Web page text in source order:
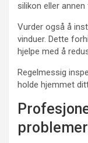
silikon eller
Vurder også å
vinduer. Dette
hjelpe med å
Regelmessig
holde hjemmet
problemer